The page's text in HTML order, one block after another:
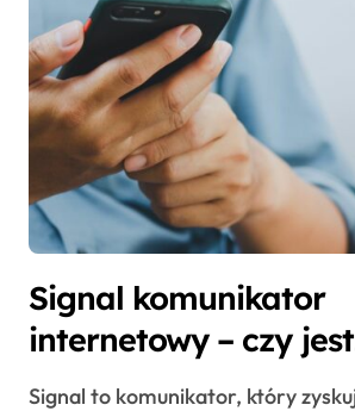
Signal komunikator
internetowy – czy jest
bezpieczny?
Signal to komunikator, który zyskuje na